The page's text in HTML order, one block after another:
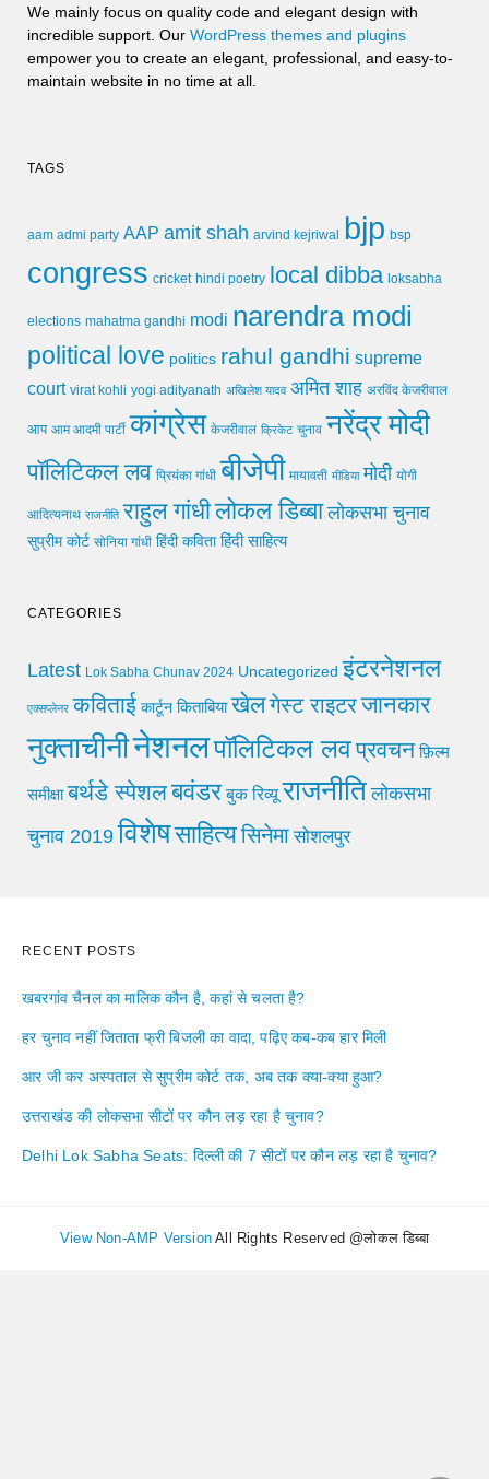
We mainly focus on quality code and elegant design with
incredible support. Our WordPress themes and plugins
empower you to create an elegant, professional, and easy-to-
maintain website in no time at all.
TAGS
aam admi party AAP amit shah arvind kejriwal bjp bsp
congress cricket hindi poetry local dibba loksabha
elections mahatma gandhi modi narendra modi
political love politics rahul gandhi supreme
court virat kohli yogi adityanath अखिलेश यादव अमित शाह अरविंद केजरीवाल
आप आम आदमी पार्टी कांग्रेस केजरीवाल क्रिकेट चुनाव नरेंद्र मोदी
पॉलिटिकल लव प्रियंका गांधी बीजेपी मायावती मीडिया मोदी योगी
आदित्यनाथ राजनीति राहुल गांधीलोकल डिब्बा लोकसभा चुनाव
सुप्रीम कोर्ट सोनिया गांधी हिंदी कविता हिंदी साहित्य
CATEGORIES
Latest Lok Sabha Chunav 2024 Uncategorized इंटरनेशनल
एक्सप्लेनर कविताई कार्टून किताबिया खेलगेस्ट राइटरजानकार
नुक्ताचीनीनेशनलपॉलिटिकल लवप्रवचन फ़िल्म
समीक्षा बर्थडे स्पेशलबवंडर बुक रिव्यू राजनीति लोकसभा
चुनाव 2019 विशेषसाहित्यसिनेमा सोशलपुर
RECENT POSTS
खबरगांव चैनल का मालिक कौन है, कहां से चलता है?
हर चुनाव नहीं जिताता फ्री बिजली का वादा, पढ़िए कब-कब हार मिली
आर जी कर अस्पताल से सुप्रीम कोर्ट तक, अब तक क्या-क्या हुआ?
उत्तराखंड की लोकसभा सीटों पर कौन लड़ रहा है चुनाव?
Delhi Lok Sabha Seats: दिल्ली की 7 सीटों पर कौन लड़ रहा है चुनाव?
View Non-AMP Version All Rights Reserved @लोकल डिब्बा